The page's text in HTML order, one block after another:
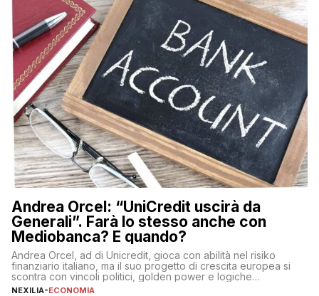
Andrea Orcel: “UniCredit uscirà da
Generali”. Farà lo stesso anche con
Mediobanca? E quando?
Andrea Orcel, ad di Unicredit, gioca con abilità nel risiko
finanziario italiano, ma il suo progetto di crescita europea si
scontra con vincoli politici, golden power e logiche
protezionistiche. Orcel e la mossa su Generali Andrea Orcel,
NEXILIA-ECONOMIA